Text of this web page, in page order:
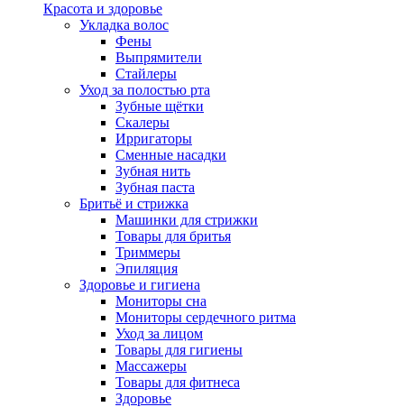
Красота и здоровье
Укладка волос
Фены
Выпрямители
Стайлеры
Уход за полостью рта
Зубные щётки
Скалеры
Ирригаторы
Сменные насадки
Зубная нить
Зубная паста
Бритьё и стрижка
Машинки для стрижки
Товары для бритья
Триммеры
Эпиляция
Здоровье и гигиена
Мониторы сна
Мониторы сердечного ритма
Уход за лицом
Товары для гигиены
Массажеры
Товары для фитнеса
Здоровье